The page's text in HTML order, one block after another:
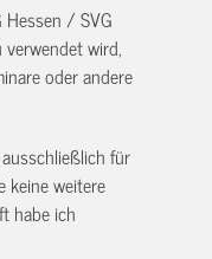
/ SVG
verwendet wird,
oder andere
für
keine weitere
habe ich